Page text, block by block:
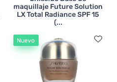
maquillaje Future Solution
LX Total Radiance SPF 15
(...
Nuevo